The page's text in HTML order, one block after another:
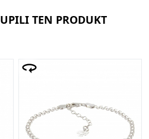
TEN PRODUKT